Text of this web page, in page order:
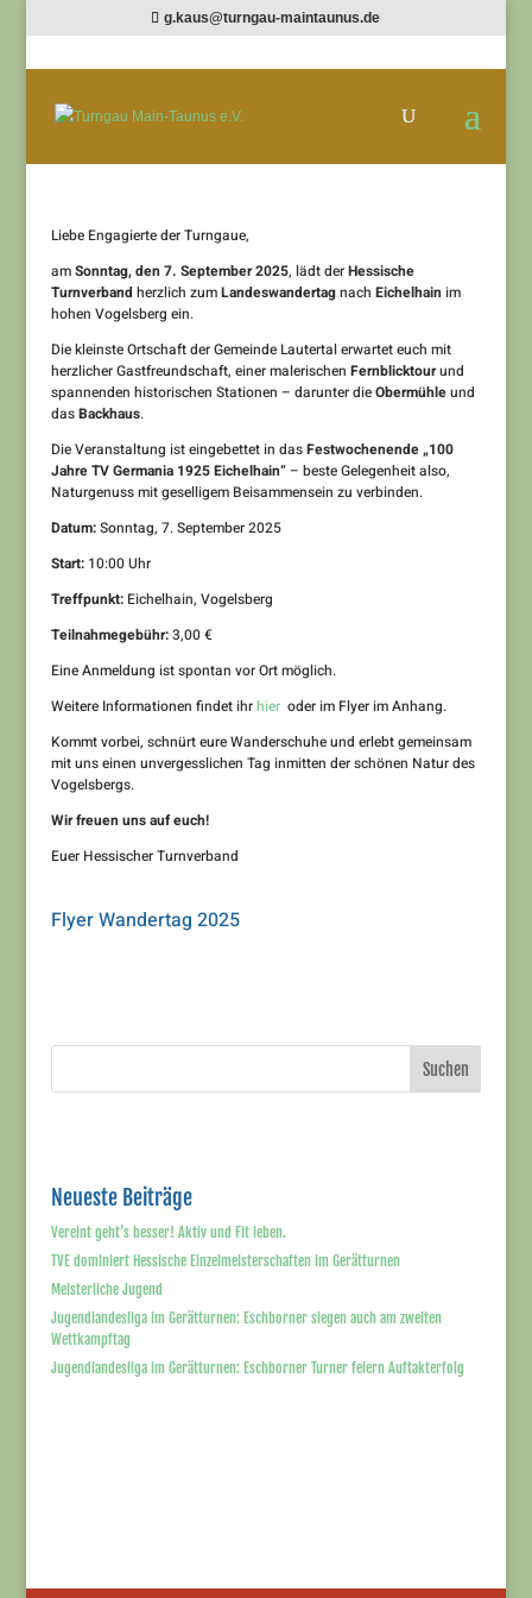
g.kaus@turngau-maintaunus.de
September 2025
Liebe Engagierte der Turngaue,
amSonntag, den 7. September 2025, lädt derHessische
Turnverband herzlich zumLandeswandertagnach Eichelhain im
hohen Vogelsberg ein.
Die kleinste Ortschaft der Gemeinde Lautertal erwartet euch mit
herzlicher Gastfreundschaft, einer malerischen Fernblicktourund
spannenden historischen Stationen – darunter dieObermühleund
dasBackhaus.
Die Veranstaltung ist eingebettet in dasFestwochenende „100
Jahre TV Germania 1925 Eichelhain“– beste Gelegenheit also,
Naturgenuss mit geselligem Beisammensein zu verbinden.
Datum:Sonntag, 7. September 2025
Start:10:00 Uhr
Treffpunkt:Eichelhain, Vogelsberg
Teilnahmegebühr:3,00 €
Eine Anmeldung ist spontan vor Ort möglich.
Weitere Informationen findet ihrhieroder im Flyer im Anhang.
Kommt vorbei, schnürt eure Wanderschuhe und erlebt gemeinsam
mit uns einen unvergesslichen Tag inmitten der schönen Natur des
Vogelsbergs.
Wir freuen uns auf euch!
Euer Hessischer Turnverband
Flyer Wandertag 2025
Suchen
Neueste Beiträge
Vereint geht’s besser! Aktiv und Fit leben.
TVE dominiert Hessische Einzelmeisterschaften im Gerätturnen
Meisterliche Jugend
Jugendlandesliga im Gerätturnen: Eschborner siegen auch am zweiten
Wettkampftag
Jugendlandesliga im Gerätturnen: Eschborner Turner feiern Auftakterfolg